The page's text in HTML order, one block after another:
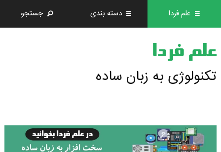
علم فردا دسته بندی جستجو
علم فردا
تکنولوژی به زبان ساده